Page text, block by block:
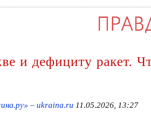
и дефициту ракет.
– ukraina.ru 11.05.2026, 13:27